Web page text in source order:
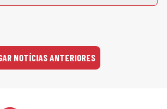
NOTÍCIAS ANTERIORES